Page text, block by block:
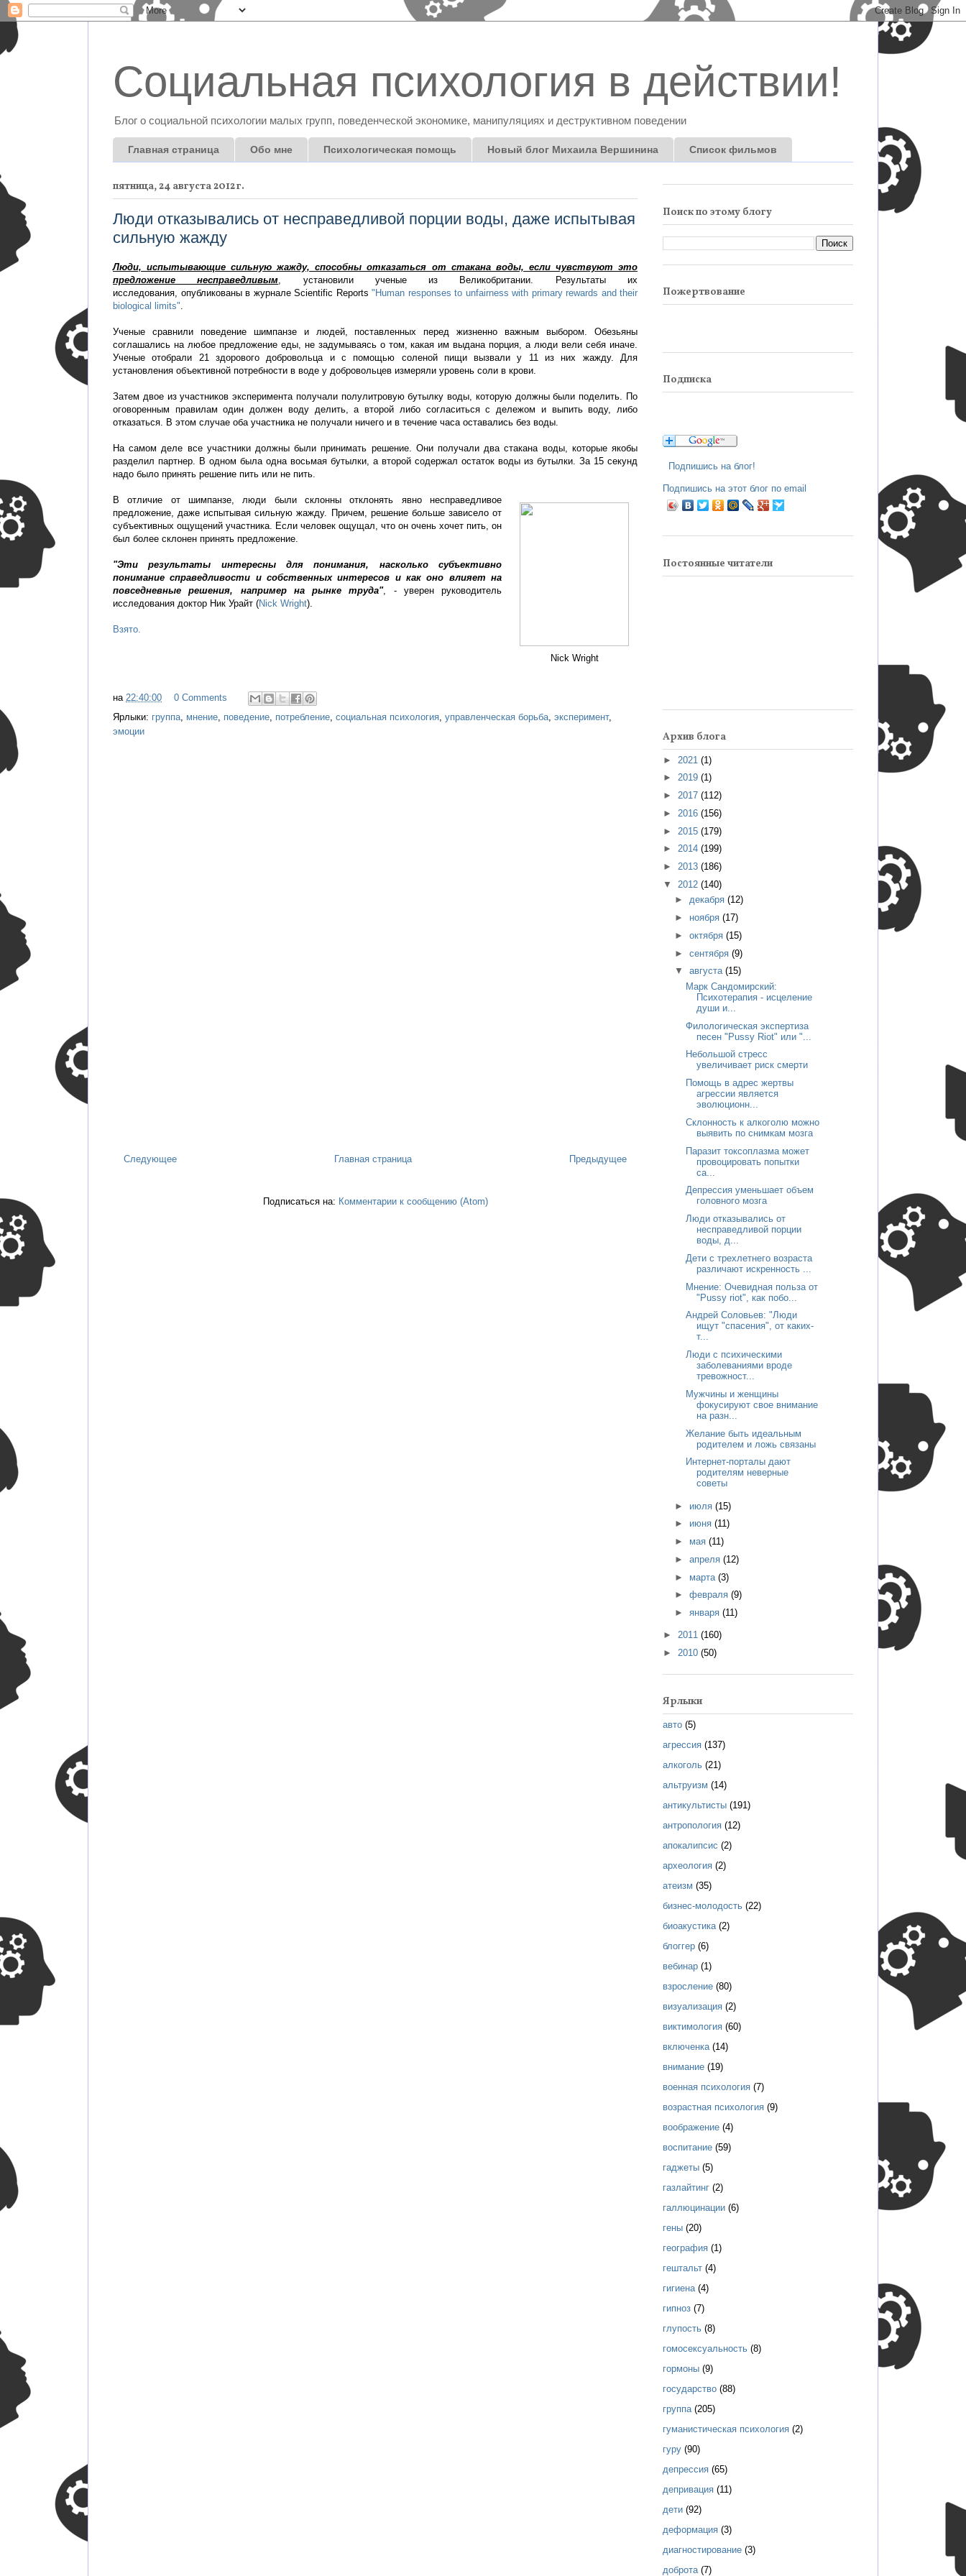
Социальная психология в действии!
Блог о социальной психологии малых групп, поведенческой экономике, манипуляциях и деструктивном поведении
Главная страница Обо мне Психологическая помощь Новый блог Михаила Вершинина Список фильмов
пятница, 24 августа 2012 г.
Люди отказывались от несправедливой порции воды, даже испытывая
сильную жажду
Люди, испытывающие сильную жажду, способны отказаться от стакана воды, если чувствуют это
предложение несправедливым, установили ученые из Великобритании. Результаты их
исследования, опубликованы в журнале Scientific Reports "Human responses to unfairness with primary rewards and their
biological limits".
Ученые сравнили поведение шимпанзе и людей, поставленных перед жизненно важным выбором. Обезьяны
соглашались на любое предложение еды, не задумываясь о том, какая им выдана порция, а люди вели себя иначе.
Ученые отобрали 21 здорового добровольца и с помощью соленой пищи вызвали у 11 из них жажду. Для
установления объективной потребности в воде у добровольцев измеряли уровень соли в крови.
Затем двое из участников эксперимента получали полулитровую бутылку воды, которую должны были поделить. По
оговоренным правилам один должен воду делить, а второй либо согласиться с дележом и выпить воду, либо
отказаться. В этом случае оба участника не получали ничего и в течение часа оставались без воды.
На самом деле все участники должны были принимать решение. Они получали два стакана воды, которые якобы
разделил партнер. В одном была одна восьмая бутылки, а второй содержал остаток воды из бутылки. За 15 секунд
надо было принять решение пить или не пить.
Nick Wright
В отличие от шимпанзе, люди были склонны отклонять явно несправедливое
предложение, даже испытывая сильную жажду. Причем, решение больше зависело от
субъективных ощущений участника. Если человек ощущал, что он очень хочет пить, он
был более склонен принять предложение.
"Эти результаты интересны для понимания, насколько субъективно
понимание справедливости и собственных интересов и как оно влияет на
повседневные решения, например на рынке труда", - уверен руководитель
исследования доктор Ник Урайт (Nick Wright).
Взято.
на 22:40:00
0 Comments
Ярлыки: группа мнение поведение потребление социальная психология управленческая борьба эксперимент,
эмоции
Следующее Предыдущее
Главная страница
Подписаться на: Комментарии к сообщению (Atom)
Поиск по этому блогу
Пожертвование
Подписка
Подпишись на блог!
Подпишись на этот блог по email
Постоянные читатели
Архив блога
► 2021 (1)
► 2019 (1)
► 2017 (112)
► 2016 (156)
► 2015 (179)
► 2014 (199)
► 2013 (186)
▼ 2012 (140)
► декабря (12)
► ноября (17)
► октября (15)
► сентября (9)
▼ августа (15)
Марк Сандомирский:
Психотерапия - исцеление
души и...
Филологическая экспертиза
песен "Pussy Riot" или "...
Небольшой стресс
увеличивает риск смерти
Помощь в адрес жертвы
агрессии является
эволюционн...
Склонность к алкоголю можно
выявить по снимкам мозга
Паразит токсоплазма может
провоцировать попытки
са...
Депрессия уменьшает объем
головного мозга
Люди отказывались от
несправедливой порции
воды, д...
Дети с трехлетнего возраста
различают искренность ...
Мнение: Очевидная польза от
"Pussy riot", как побо...
Андрей Соловьев: "Люди
ищут "спасения", от каких-
т...
Люди с психическими
заболеваниями вроде
тревожност...
Мужчины и женщины
фокусируют свое внимание
на разн...
Желание быть идеальным
родителем и ложь связаны
Интернет-порталы дают
родителям неверные
советы
► июля (15)
► июня (11)
► мая (11)
► апреля (12)
► марта (3)
► февраля (9)
► января (11)
► 2011 (160)
► 2010 (50)
Ярлыки
авто (5)
агрессия (137)
алкоголь (21)
альтруизм (14)
антикультисты (191)
антропология (12)
апокалипсис (2)
археология (2)
атеизм (35)
бизнес-молодость (22)
биоакустика (2)
блоггер (6)
вебинар (1)
взросление (80)
визуализация (2)
виктимология (60)
включенка (14)
внимание (19)
военная психология (7)
возрастная психология (9)
воображение (4)
воспитание (59)
гаджеты (5)
газлайтинг (2)
галлюцинации (6)
гены (20)
география (1)
гештальт (4)
гигиена (4)
гипноз (7)
глупость (8)
гомосексуальность (8)
гормоны (9)
государство (88)
группа (205)
гуманистическая психология (2)
гуру (90)
депрессия (65)
депривация (11)
дети (92)
деформация (3)
диагностирование (3)
доброта (7)